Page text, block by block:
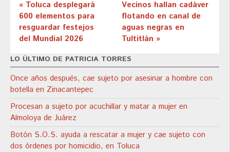
« Toluca desplegará
600 elementos para
resguardar festejos
del Mundial 2026
Vecinos hallan cadáver
flotando en canal de
aguas negras en
Tultitlán »
LO ÚLTIMO DE PATRICIA TORRES
Once años después, cae sujeto por asesinar a hombre con
botella en Zinacantepec
Procesan a sujeto por acuchillar y matar a mujer en
Almoloya de Juárez
Botón S.O.S. ayuda a rescatar a mujer y cae sujeto con
dos órdenes por homicidio, en Toluca